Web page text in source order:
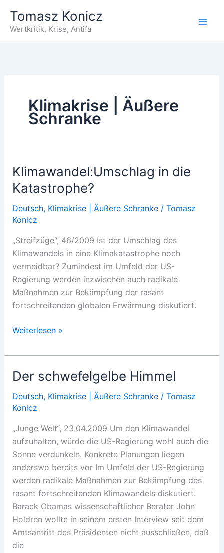
Inhalt
springen
Tomasz Konicz
Wertkritik, Krise, Antifa
Klimakrise | Äußere
Schranke
Klimawandel:Umschlag in die
Katastrophe?
Deutsch, Klimakrise | Äußere Schranke/ Tomasz
Konicz
„Streifzüge“, 46/2009 Ist der Umschlag des
Klimawandels in eine Klimakatastrophe noch
vermeidbar? Zumindest im Umfeld der US-
Regierung werden inzwischen auch radikale
Maßnahmen zur Bekämpfung der rasant
fortschreitenden globalen Erwärmung diskutiert.
Klimawandel:Umschlag
die
Katastrophe?
Weiterlesen »
Der schwefelgelbe Himmel
Deutsch, Klimakrise | Äußere Schranke/ Tomasz
Konicz
„Junge Welt“, 23.04.2009 Um den Klimawandel
aufzuhalten, würde die US-Regierung wohl auch die
Sonne verdunkeln. Konkrete Planungen liegen
anderswo bereits vor Im Umfeld der US-Regierung
werden radikale Maßnahmen zur Bekämpfung des
rasant fortschreitenden Klimawandels diskutiert.
Barack Obamas wissenschaftlicher Berater John
Holdren wollte in seinem ersten Interview seit dem
Amtsantritt des Präsidenten nicht ausschließen, daß
die